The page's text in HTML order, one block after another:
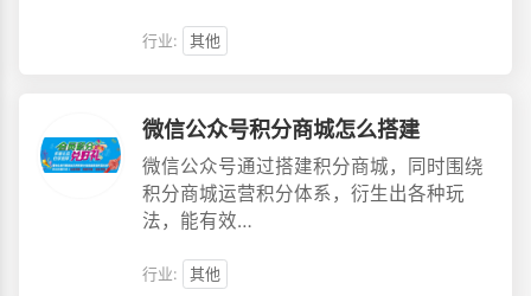
行业: 其他
微信公众号积分商城怎么搭建
微信公众号通过搭建积分商城，同时围绕
积分商城运营积分体系，衍生出各种玩
法，能有效…
行业: 其他